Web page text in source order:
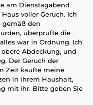
am Dienstagabend
voller Geruch. Ich
gemäß den
überprüfte die
war in Ordnung. Ich
Abdeckung, und
Der Geruch der
Zeit kaufte meine
in ihrem Haushalt,
mit ihr. Bitte geben Sie